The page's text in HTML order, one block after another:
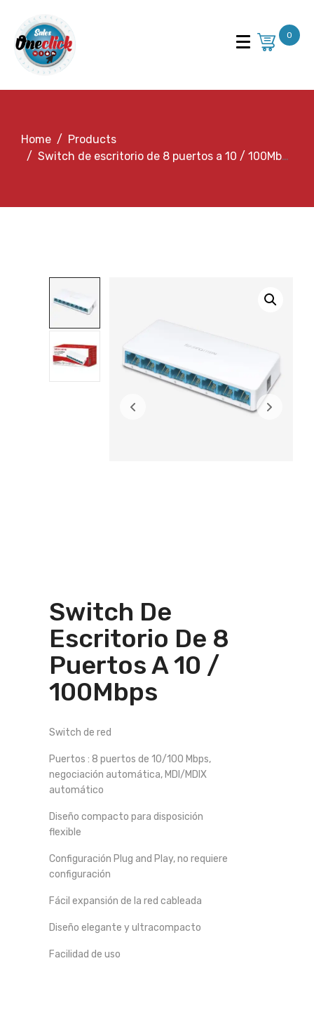
0
Home
Products
Switch de escritorio de 8 puertos a 10 / 100Mbps
Switch De
Escritorio De 8
Puertos A 10 /
100Mbps
Switch de red
Puertos : 8 puertos de 10/100 Mbps,
negociación automática, MDI/MDIX
automático
Diseño compacto para disposición
flexible
Configuración Plug and Play, no requiere
configuración
Fácil expansión de la red cableada
Diseño elegante y ultracompacto
Facilidad de uso